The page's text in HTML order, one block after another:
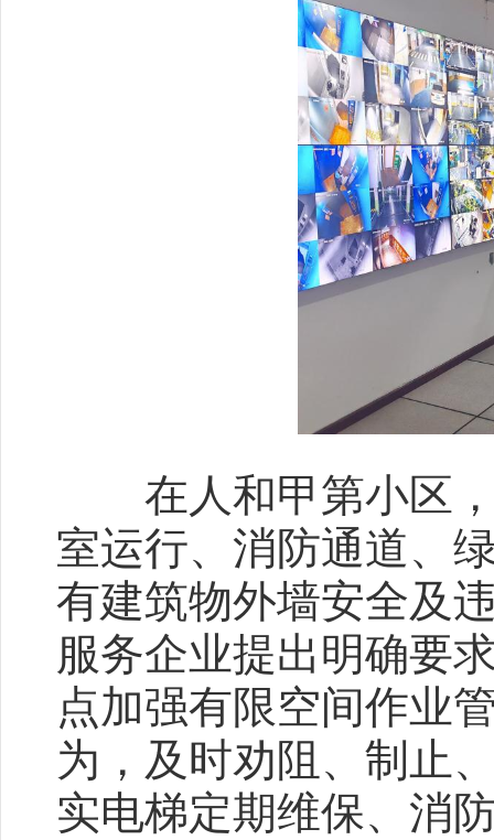
在人和甲第小区，
室运行、消防通道、
有建筑物外墙安全及
服务企业提出明确要
点加强有限空间作业
为，及时劝阻、制止
实电梯定期维保、消